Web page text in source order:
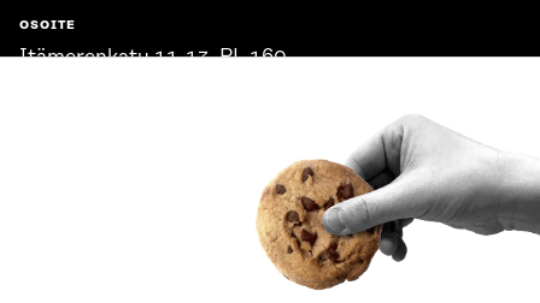
OSOITE
Itämerenkatu 11-13, PL 160,